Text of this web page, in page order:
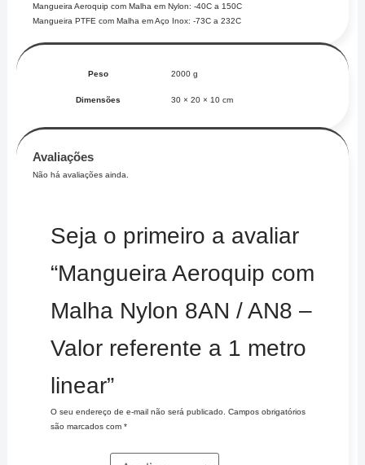
Mangueira Aeroquip com Malha em Nylon: -40C a 150C
Mangueira PTFE com Malha em Aço Inox: -73C a 232C
Peso 2000 g
Dimensões 30 × 20 × 10 cm
Avaliações
Não há avaliações ainda.
Seja o primeiro a avaliar
“Mangueira Aeroquip com
Malha Nylon 8AN / AN8 –
Valor referente a 1 metro
linear”
O seu endereço de e-mail não será publicado.
Campos obrigatórios
são marcados com *